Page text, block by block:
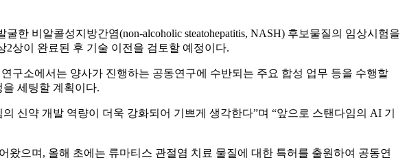
비알콜성지방간염(non-alcoholic steatohepatitis, NASH) 후보물질의 임상시험을
상이 완료된 후 기술 이전을 검토할 예정이다.
구소에서는 양사가 진행하는 공동연구에 수반되는 주요 합성 업무 등을 수행할
세팅할 계획이다.
신약 개발 역량이 더욱 강화되어 기쁘게 생각한다”며 “앞으로 스탠다임의 AI 기
으며, 올해 초에는 류마티스 관절염 치료 물질에 대한 특허를 출원하여 공동연